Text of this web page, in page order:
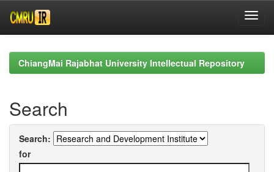
navigationChiangMai Rajabhat University Intellectual Repository
Search
Search:
for